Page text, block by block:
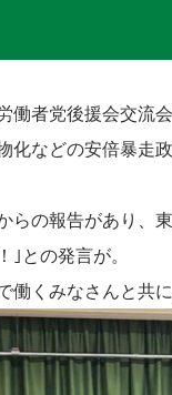
働者党後援会交流会
化などの安倍暴走
らの報告があり、
｣との発言が。
働くみなさんと共